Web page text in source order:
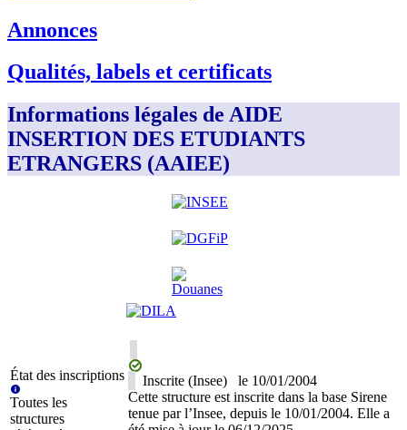
Annonces
Qualités, labels et certificats
Informations légales de AIDE
INSERTION DES ETUDIANTS
ETRANGERS (AAIEE)
État des inscriptions
Toutes les
structures
Inscrite (Insee) le 10/01/2004
Cette structure est inscrite dans la base Sirene
tenue par l’Insee, depuis le 10/01/2004. Elle a